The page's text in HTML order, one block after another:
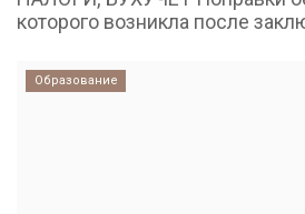
которого возникла после
Образование